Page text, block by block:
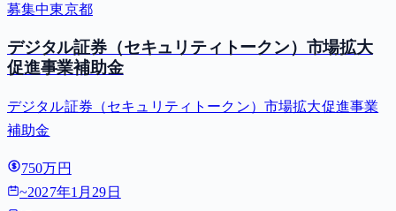
募集中東京都
デジタル証券（セキュリティトークン）市場拡大
促進事業補助金
デジタル証券（セキュリティトークン）市場拡大促進事業
補助金
750万円
~2027年1月29日